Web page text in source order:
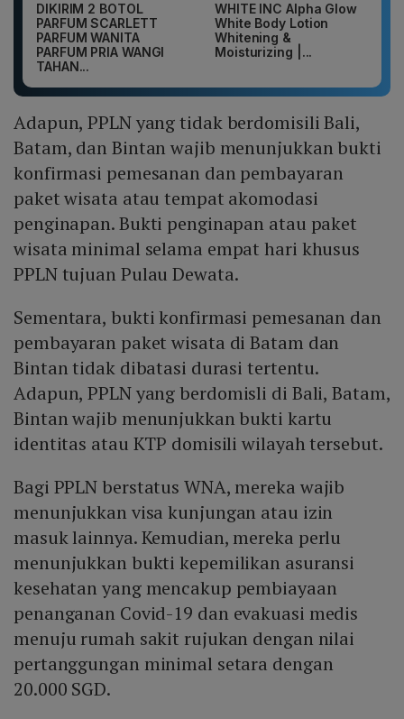
DIKIRIM 2 BOTOL
PARFUM SCARLETT
PARFUM WANITA
PARFUM PRIA WANGI
TAHAN...
WHITE INC Alpha Glow
White Body Lotion
Whitening &
Moisturizing |...
Adapun, PPLN yang tidak berdomisili Bali,
Batam, dan Bintan wajib menunjukkan bukti
konfirmasi pemesanan dan pembayaran
paket wisata atau tempat akomodasi
penginapan. Bukti penginapan atau paket
wisata minimal selama empat hari khusus
PPLN tujuan Pulau Dewata.
Sementara, bukti konfirmasi pemesanan dan
pembayaran paket wisata di Batam dan
Bintan tidak dibatasi durasi tertentu.
Adapun, PPLN yang berdomisli di Bali, Batam,
Bintan wajib menunjukkan bukti kartu
identitas atau KTP domisili wilayah tersebut.
Bagi PPLN berstatus WNA, mereka wajib
menunjukkan visa kunjungan atau izin
masuk lainnya. Kemudian, mereka perlu
menunjukkan bukti kepemilikan asuransi
kesehatan yang mencakup pembiayaan
penanganan Covid-19 dan evakuasi medis
menuju rumah sakit rujukan dengan nilai
pertanggungan minimal setara dengan
20.000 SGD.